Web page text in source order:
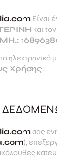
Είναι
και
ηλεκτρονικό
Χρήσης.
σας
),